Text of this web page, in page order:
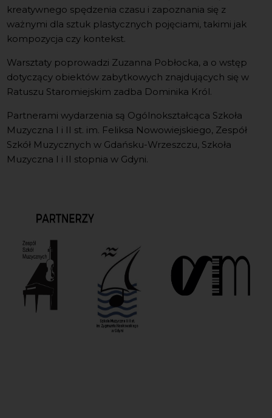
kreatywnego spędzenia czasu i zapoznania się z
ważnymi dla sztuk plastycznych pojęciami, takimi jak
kompozycja czy kontekst.
Warsztaty poprowadzi Zuzanna Pobłocka, a o wstęp
dotyczący obiektów zabytkowych znajdujących się w
Ratuszu Staromiejskim zadba Dominika Król.
Partnerami wydarzenia są Ogólnokształcąca Szkoła
Muzyczna I i II st. im. Feliksa Nowowiejskiego, Zespół
Szkół Muzycznych w Gdańsku-Wrzeszczu, Szkoła
Muzyczna I i II stopnia w Gdyni.